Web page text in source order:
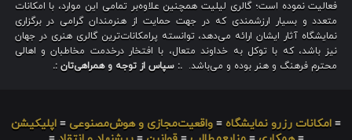
فعالیت نموده است؛ گالری لیلیت همچنین علاوه‌بر تمامی این موارد، با امکانات
متعدد و بسیار ارزشمندی که در جهت حمایت از هنرمندان گرامی در برگزاری
نمایشگاه آثار ایشان ارائه می‌دهد، توانسته پرامکانات‌ترین گالری هنری در جهان
نیز باشد، که با توکل به خداوند متعال، با افتخار درخدمت مخاطبان و اهالی
محترم فرهنگ و هنر بوده و می‌باشد. .: سپاس از توجه و همراهی‌تان :.
≡ امکانات رزرو نمایشگاه ≡ واقعیت‌مجازی و هوش‌مصنوعی ≡ اپلیکیشن